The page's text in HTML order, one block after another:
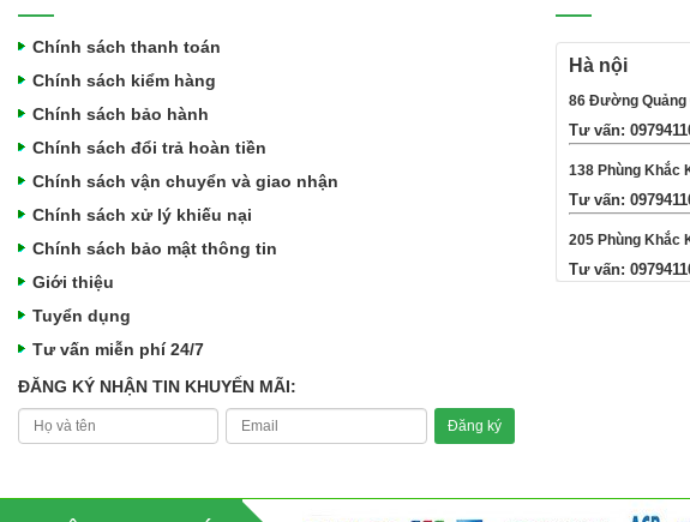
Chính sách thanh toán
Chính sách kiểm hàng
Chính sách bảo hành
Chính sách đổi trả hoàn tiền
Chính sách vận chuyển và giao nhận
Chính sách xử lý khiếu nại
Chính sách bảo mật thông tin
Giới thiệu
Tuyển dụng
Tư vấn miễn phí 24/7
ĐĂNG KÝ NHẬN TIN KHUYẾN MÃI:
Hà nội
86 Đường Quảng
Tư vấn:
138 Phùng Khắc
Tư vấn:
205 Phùng Khắc
Tư vấn:
Cụm 6 - Thị